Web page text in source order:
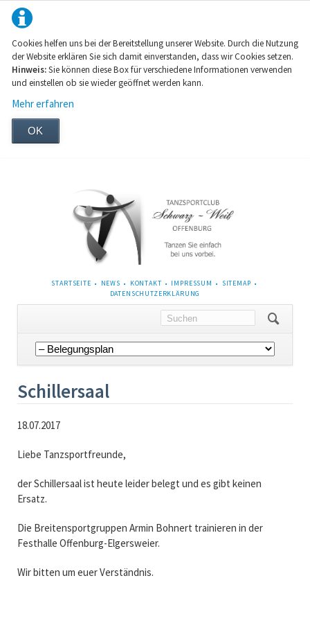
Cookies helfen uns bei der Bereitstellung unserer Website. Durch die Nutzung
der Website erklären Sie sich damit einverstanden, dass wir Cookies setzen.
Hinweis:Sie können diese Box für verschiedene Informationen verwenden
und einstellen ob sie wieder geöffnet werden kann.
Mehr erfahren
OK
NAVIGATION
STARTSEITE NEWS KONTAKT IMPRESSUM
SITEMAP
DATENSCHUTZERKLÄRUNG
Navigation
überspringen
Schillersaal
18.07.2017
Liebe Tanzsportfreunde,
der Schillersaal ist heute leider belegt und es gibt keinen
Ersatz.
Die Breitensportgruppen Armin Bohnert trainieren in der
Festhalle Offenburg-Elgersweier.
Wir bitten um euer Verständnis.